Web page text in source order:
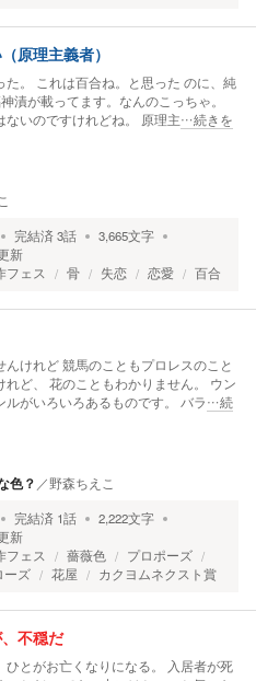
原理主義者）
た。 これは百合ね。と思った のに、純
漬が載ってます。なんのこっちゃ。
いのですけれどね。 原理主…続きを
完結済3話 3,665文字
新
フェス
骨 失恋 恋愛 百合
けれど 競馬のこともプロレスのこと
れど、 花のこともわかりません。 ウン
がいろいろあるものです。 バラ…続
色？ ／野森ちえこ
完結済 1話 2,222文字
新
フェス
薔薇色
プロポーズ
ーズ 花屋 カクヨムネクスト賞
不穏だ
ひとがお亡くなりになる。 入居者が死